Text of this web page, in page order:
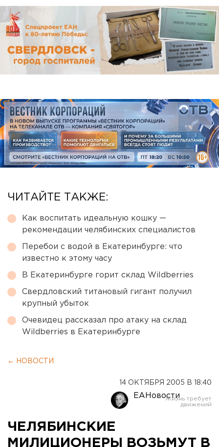
ЧИТАЙТЕ ТАКЖЕ:
Как воспитать идеальную кошку —
рекомендации челябинских специалистов
Перебои с водой в Екатеринбурге: что
известно к этому часу
В Екатеринбурге горит склад Wildberries
Свердловский титановый гигант получил
крупный убыток
Очевидец рассказал про атаку на склад
Wildberries в Екатеринбурге
← НОВОСТИ
14 ОКТЯБРЯ 2005 В 18:40
ЕАНовости
ЧЕЛЯБИНСКИЕ
МИЛИЦИОНЕРЫ ВОЗЬМУТ В